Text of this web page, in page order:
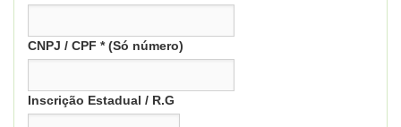
CNPJ / CPF * (Só número)
Inscrição Estadual / R.G